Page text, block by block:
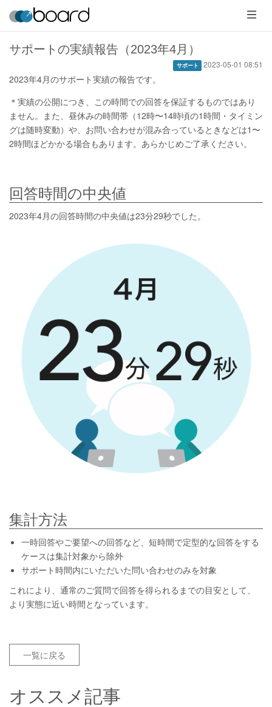
メ
ニ
ュ
ー
サポートの実績報告（2023年4月）
サポート 2023-05-01 08:51
2023年4月のサポート実績の報告です。
＊実績の公開につき、この時間での回答を保証するものではあり
ません。また、昼休みの時間帯（12時〜14時頃の1時間・タイミン
グは随時変動）や、お問い合わせが混み合っているときなどは1〜
2時間ほどかかる場合もあります。あらかじめご了承ください。
回答時間の中央値
2023年4月の回答時間の中央値は23分29秒でした。
集計方法
一時回答やご要望への回答など、短時間で定型的な回答をする
ケースは集計対象から除外
サポート時間内にいただいた問い合わせのみを対象
これにより、通常のご質問で回答を得られるまでの目安として、
より実態に近い時間となっています。
一覧に戻る
オススメ記事